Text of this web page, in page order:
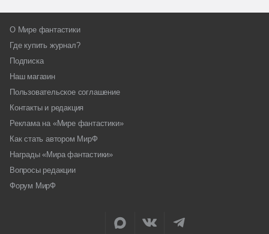
О Мире фантастики
Где купить журнал?
Подписка
Наш магазин
Пользовательское соглашение
Контакты и редакция
Реклама на «Мире фантастики»
Как стать автором МирФ
Награды «Мира фантастики»
Вопросы редакции
Форум МирФ